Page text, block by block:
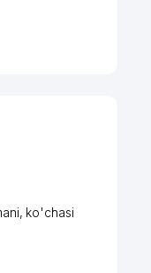
, ko'chasi